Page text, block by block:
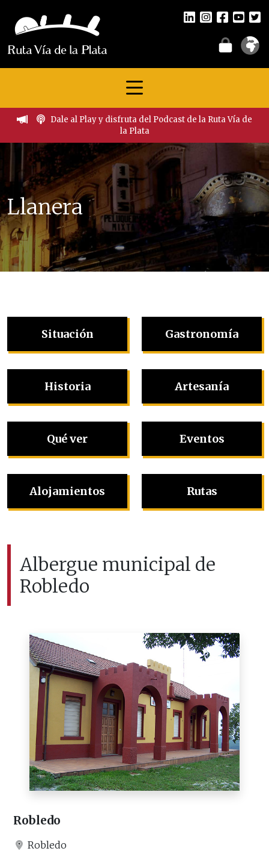
Dale al Play y disfruta del Podcast de la Ruta Vía de
la Plata
Llanera
Situación
Historia
Qué ver
Alojamientos
Gastronomía
Artesanía
Eventos
Rutas
Albergue municipal de
Robledo
Robledo
Robledo